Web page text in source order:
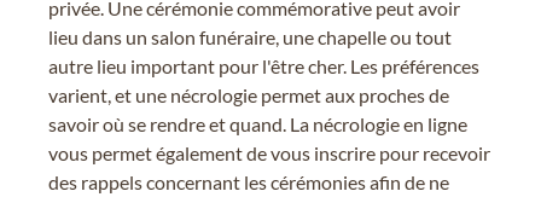
privée. Une cérémonie commémorative peut avoir
lieu dans un salon funéraire, une chapelle ou tout
autre lieu important pour l'être cher. Les préférences
varient, et une nécrologie permet aux proches de
savoir où se rendre et quand. La nécrologie en ligne
vous permet également de vous inscrire pour recevoir
des rappels concernant les cérémonies afin de ne